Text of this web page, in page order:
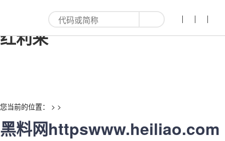
黑料网httpswww.heiliao.com-
红利来
您当前的位置： > >
黑料网httpswww.heiliao.com